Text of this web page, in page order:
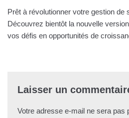
Prêt à révolutionner votre gestion de
Découvrez bientôt la nouvelle
vos défis en opportunités de
Laisser un
Votre adresse e-mail ne sera pas